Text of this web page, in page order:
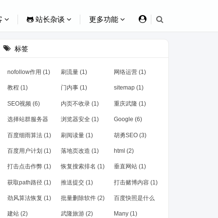
站长杂谈 更多功能
标签
nofollow作用 (1) 刷流量 (1) 网络运营 (1)
教程 (1) 门内事 (1) sitemap (1)
SEO视频 (6) 内页不收录 (1) 重庆武隆 (1)
选择站群服务器
(1)
浏览器安全 (1) Google (6)
百度细雨算法 (1) 刷阅读量 (1) 胡勇SEO (3)
百度用户计划 (1) 落地页改造 (1) html (2)
打击点击作弊 (1) 恢复搜索排名 (1) 垂直网站 (1)
获取path路径 (1) 推送提交 (1) 打击赌博内容 (1)
劲风算法恢复 (1) 批量删除软件 (2) 百度快照是什么
(1)
建站 (2) 武隆旅游 (2) Many (1)